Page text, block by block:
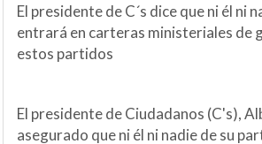
El presidente de C´s dice que ni él ni
entrará en carteras ministeriales de
estos partidos
El presidente de Ciudadanos (C's),
asegurado que ni él ni nadie de su